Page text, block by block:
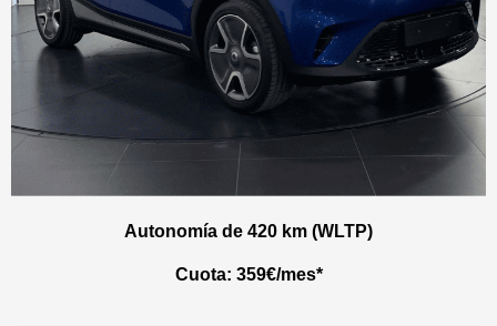
Autonomía de 420 km (WLTP)
Cuota: 359€/mes*